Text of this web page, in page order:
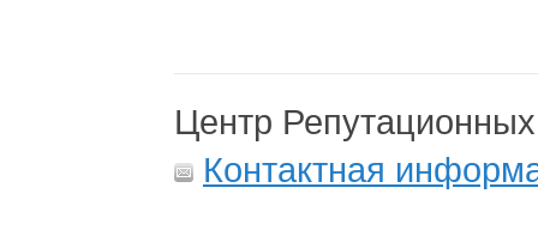
Центр
Контактная